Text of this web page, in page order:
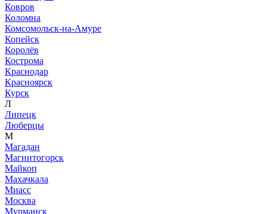
Ковров
Коломна
Комсомольск-на-Амуре
Копейск
Королёв
Кострома
Краснодар
Красноярск
Курск
Л
Липецк
Люберцы
М
Магадан
Магнитогорск
Майкоп
Махачкала
Миасс
Москва
Мурманск